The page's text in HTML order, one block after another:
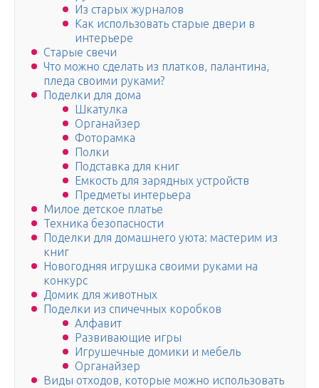
Из старых журналов
Как использовать старые двери в
интерьере
Старые свечи
Что можно сделать из платков, палантина,
пледа своими руками?
Поделки для дома
Шкатулка
Органайзер
Фоторамка
Полки
Подставка для книг
Емкость для зарядных устройств
Предметы интерьера
Милое детское платье
Техника безопасности
Поделки для домашнего уюта: мастерим из
книг
Новогодняя игрушка своими руками на
конкурс
Домик для животных
Поделки из спичечных коробков
Алфавит
Развивающие игры
Игрушечные домики и мебель
Органайзер
Виды отходов, которые можно использовать